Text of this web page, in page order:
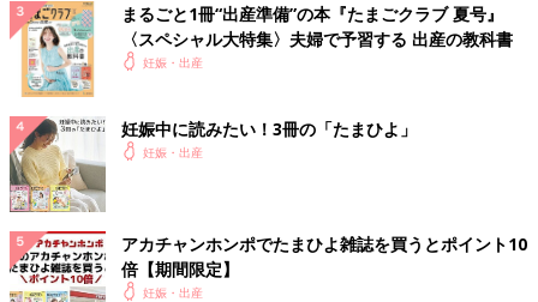
7:30
朝食
完食
8:30
LDRに移動
子宮口6センチ開いてると言われる
初産婦のため一応もうひとつ大きいバルーンいれると
まるごと1冊“出産準備”の本『たまごクラブ 夏号』
〈スペシャル大特集〉夫婦で予習する 出産の教科書
妊娠・出産
妊娠中に読みたい！3冊の「たまひよ」
妊娠・出産
アカチャンホンポでたまひよ雑誌を買うとポイント10
倍【期間限定】
妊娠・出産